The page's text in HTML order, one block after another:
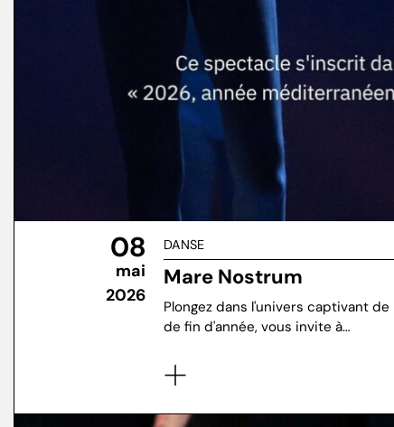
08
mai
2026
DANSE
Mare Nostrum
Plongez dans l'univers captivant
de fin d'année, vous invite à…